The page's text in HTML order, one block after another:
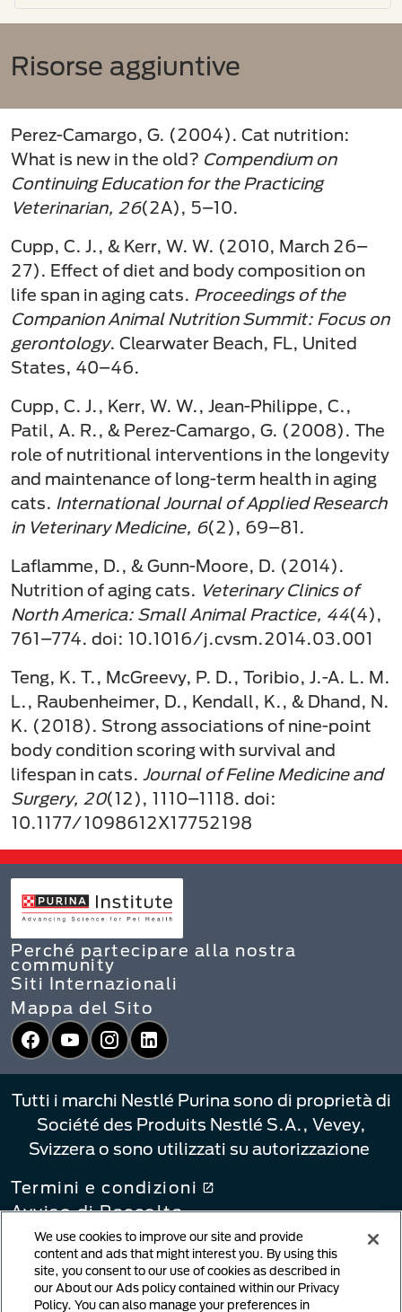
Risorse aggiuntive
Perez-Camargo, G. (2004). Cat nutrition:
What is new in the old? Compendium on
Continuing Education for the Practicing
Veterinarian, 26(2A), 5–10.
Cupp, C. J., & Kerr, W. W. (2010, March 26–
27). Effect of diet and body composition on
life span in aging cats. Proceedings of the
Companion Animal Nutrition Summit: Focus on
gerontology. Clearwater Beach, FL, United
States, 40–46.
Cupp, C. J., Kerr, W. W., Jean-Philippe, C.,
Patil, A. R., & Perez-Camargo, G. (2008). The
role of nutritional interventions in the longevity
and maintenance of long-term health in aging
cats. International Journal of Applied Research
in Veterinary Medicine, 6(2), 69–81.
Laflamme, D., & Gunn-Moore, D. (2014).
Nutrition of aging cats. Veterinary Clinics of
North America: Small Animal Practice, 44(4),
761–774. doi: 10.1016/j.cvsm.2014.03.001
Teng, K. T., McGreevy, P. D., Toribio, J.-A. L. M.
L., Raubenheimer, D., Kendall, K., & Dhand, N.
K. (2018). Strong associations of nine-point
body condition scoring with survival and
lifespan in cats. Journal of Feline Medicine and
Surgery, 20(12), 1110–1118. doi:
10.1177/1098612X17752198 ​
Perché partecipare alla nostra
community
Siti Internazionali
Mappa del Sito
Facebook
YouTubeInstagram
LinkedIn
Tutti i marchi Nestlé Purina sono di proprietà di
Société des Produits Nestlé S.A., Vevey,
Svizzera o sono utilizzati su autorizzazione
Termini e condizioni
Avviso di Raccolta
Informativa sulla privacy
Le Tue Scelte di Privacy
Collegamenti alle informative
We use cookies to improve our site and provide
content and ads that might interest you. By using this
site, you consent to our use of cookies as described in
our About our Ads policy contained within our Privacy
Policy. You can also manage your preferences in